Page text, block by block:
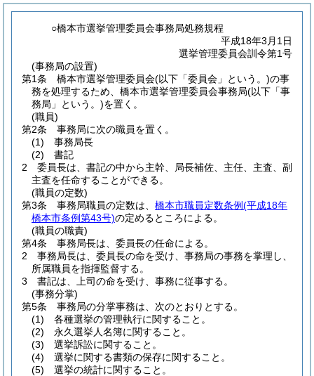
○橋本市選挙管理委員会事務局処務規程
平成18年3月1日
選挙管理委員会訓令第1号
(事務局の設置)
第1条
橋本市選挙管理委員会(以下「委員会」という。)の事
務を処理するため、橋本市選挙管理委員会事務局(以下「事
務局」という。)を置く。
(職員)
第2条
事務局に次の職員を置く。
(1)
事務局長
(2)
書記
2
委員長は、書記の中から主幹、局長補佐、主任、主査、副
主査を任命することができる。
(職員の定数)
第3条
事務局職員の定数は、 橋本市職員定数条例(平成18年
橋本市条例第43号)の定めるところによる。
(職員の職責)
第4条
事務局長は、委員長の任命による。
2
事務局長は、委員長の命を受け、事務局の事務を掌理し、
所属職員を指揮監督する。
3
書記は、上司の命を受け、事務に従事する。
(事務分掌)
第5条
事務局の分掌事務は、次のとおりとする。
(1)
各種選挙の管理執行に関すること。
(2)
永久選挙人名簿に関すること。
(3)
選挙訴訟に関すること。
(4)
選挙に関する書類の保存に関すること。
(5)
選挙の統計に関すること。